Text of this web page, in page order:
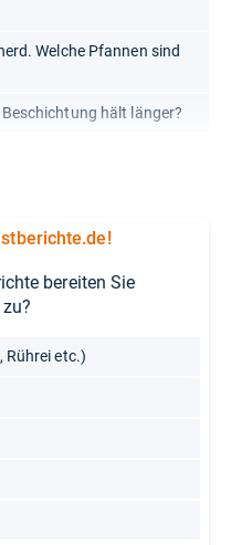
Welche Pfannen sind
hält länger?
bereiten Sie
Rührei etc.)